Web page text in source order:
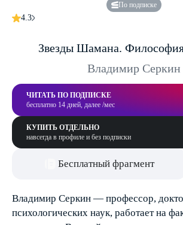
По подписке
4.3
Звезды Шамана.
Владимир Серкин
ЧИТАТЬ ПО ПОДПИСКЕ
бесплатно 14 дней, далее /мес
КУПИТЬ ОТДЕЛЬНО
навсегда в профиле и без подписки
Бесплатный фрагмент
Владимир Серкин — профессор,
психологических наук, работает на